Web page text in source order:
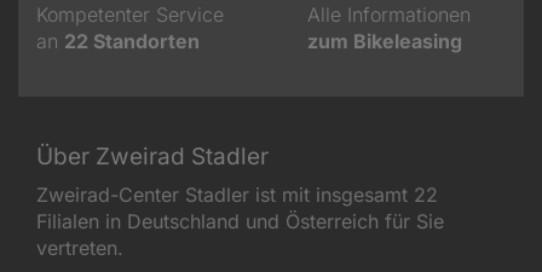
Kompetenter Service
an 22 Standorten
Alle Informationen
zum Bikeleasing
Über Zweirad Stadler
Zweirad-Center Stadler ist mit insgesamt 22
Filialen in Deutschland und Österreich für Sie
vertreten.